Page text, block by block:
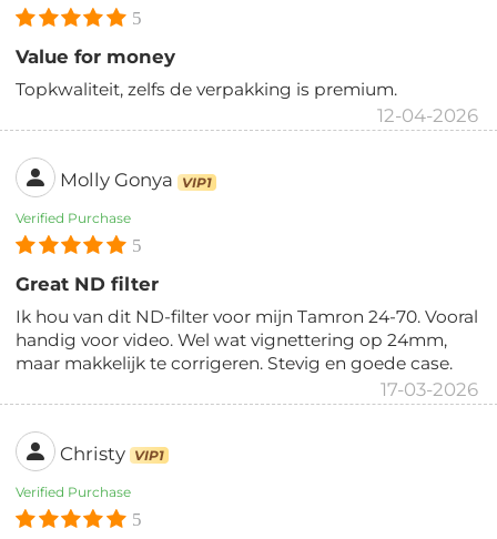
5
Value for money
Topkwaliteit, zelfs de verpakking is premium.
12-04-2026
Molly Gonya VIP1
Verified Purchase
5
Great ND filter
Ik hou van dit ND-filter voor mijn Tamron 24-70. Vooral
handig voor video. Wel wat vignettering op 24mm,
maar makkelijk te corrigeren. Stevig en goede case.
17-03-2026
Christy VIP1
Verified Purchase
5